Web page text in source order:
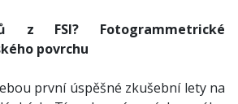
z FSI? Fotogrammetrické
povrchu
první úspěšné zkušební lety na